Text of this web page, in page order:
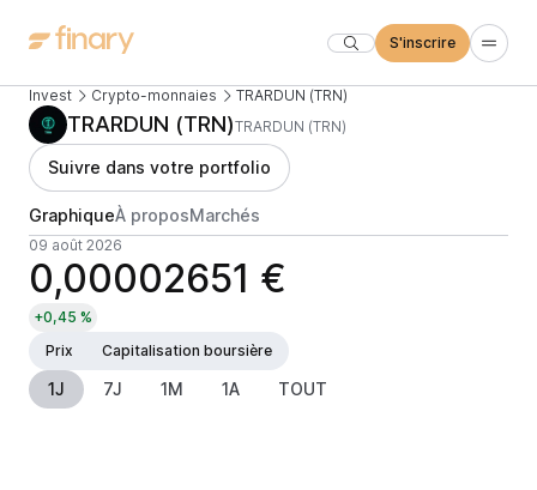
S'inscrire
Invest Crypto-monnaies TRARDUN (TRN)
TRARDUN (TRN)TRARDUN (TRN)
Suivre dans votre portfolio
GraphiqueÀ proposMarchés
09 août 2026
0,00002651 €
+0,45 %
Prix
Capitalisation boursière
1J 7J 1M 1A TOUT